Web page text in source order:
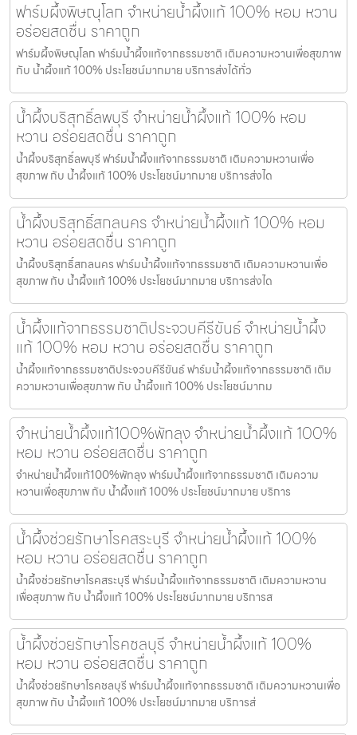
ฟาร์มผึ้งพิษณุโลก จำหน่ายน้ำผึ้งแท้ 100% หอม หวาน
อร่อยสดชื่น ราคาถูก
ฟาร์มผึ้งพิษณุโลก ฟาร์มน้ำผึ้งแท้จากธรรมชาติ เติมความหวานเพื่อสุขภาพ
กับ น้ำผึ้งแท้ 100% ประโยชน์มากมาย บริการส่งได้ทั่ว
น้ำผึ้งบริสุทธิ์ลพบุรี จำหน่ายน้ำผึ้งแท้ 100% หอม
หวาน อร่อยสดชื่น ราคาถูก
น้ำผึ้งบริสุทธิ์ลพบุรี ฟาร์มน้ำผึ้งแท้จากธรรมชาติ เติมความหวานเพื่อ
สุขภาพ กับ น้ำผึ้งแท้ 100% ประโยชน์มากมาย บริการส่งได
น้ำผึ้งบริสุทธิ์สกลนคร จำหน่ายน้ำผึ้งแท้ 100% หอม
หวาน อร่อยสดชื่น ราคาถูก
น้ำผึ้งบริสุทธิ์สกลนคร ฟาร์มน้ำผึ้งแท้จากธรรมชาติ เติมความหวานเพื่อ
สุขภาพ กับ น้ำผึ้งแท้ 100% ประโยชน์มากมาย บริการส่งได
น้ำผึ้งแท้จากธรรมชาติประจวบคีรีขันธ์ จำหน่ายน้ำผึ้ง
แท้ 100% หอม หวาน อร่อยสดชื่น ราคาถูก
น้ำผึ้งแท้จากธรรมชาติประจวบคีรีขันธ์ ฟาร์มน้ำผึ้งแท้จากธรรมชาติ เติม
ความหวานเพื่อสุขภาพ กับ น้ำผึ้งแท้ 100% ประโยชน์มากม
จำหน่ายน้ำผึ้งแท้100%พัทลุง จำหน่ายน้ำผึ้งแท้ 100%
หอม หวาน อร่อยสดชื่น ราคาถูก
จำหน่ายน้ำผึ้งแท้100%พัทลุง ฟาร์มน้ำผึ้งแท้จากธรรมชาติ เติมความ
หวานเพื่อสุขภาพ กับ น้ำผึ้งแท้ 100% ประโยชน์มากมาย บริการ
น้ำผึ้งช่วยรักษาโรคสระบุรี จำหน่ายน้ำผึ้งแท้ 100%
หอม หวาน อร่อยสดชื่น ราคาถูก
น้ำผึ้งช่วยรักษาโรคสระบุรี ฟาร์มน้ำผึ้งแท้จากธรรมชาติ เติมความหวาน
เพื่อสุขภาพ กับ น้ำผึ้งแท้ 100% ประโยชน์มากมาย บริการส
น้ำผึ้งช่วยรักษาโรคชลบุรี จำหน่ายน้ำผึ้งแท้ 100%
หอม หวาน อร่อยสดชื่น ราคาถูก
น้ำผึ้งช่วยรักษาโรคชลบุรี ฟาร์มน้ำผึ้งแท้จากธรรมชาติ เติมความหวานเพื่อ
สุขภาพ กับ น้ำผึ้งแท้ 100% ประโยชน์มากมาย บริการส่